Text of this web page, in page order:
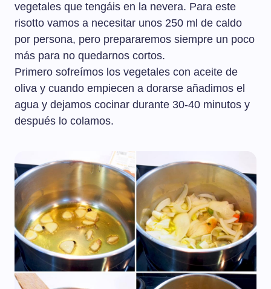
vegetales que tengáis en la nevera. Para este
risotto vamos a necesitar unos 250 ml de caldo
por persona, pero prepararemos siempre un poco
más para no quedarnos cortos.
Primero sofreímos los vegetales con aceite de
oliva y cuando empiecen a dorarse añadimos el
agua y dejamos cocinar durante 30-40 minutos y
después lo colamos.